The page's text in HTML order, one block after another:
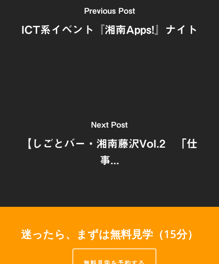
Previous Post
ICT系イベント『湘南Apps!』ナイト
Next Post
【しごとバー・湘南藤沢Vol.2 「仕
事...
迷ったら、まずは無料見学（15分）